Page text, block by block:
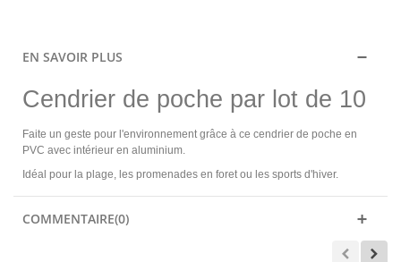
EN SAVOIR PLUS
Cendrier de poche par lot de 10
Faite un geste pour l'environnement grâce à ce cendrier de poche en
PVC avec intérieur en aluminium.
Idéal pour la plage, les promenades en foret ou les sports d'hiver.
COMMENTAIRE(0)